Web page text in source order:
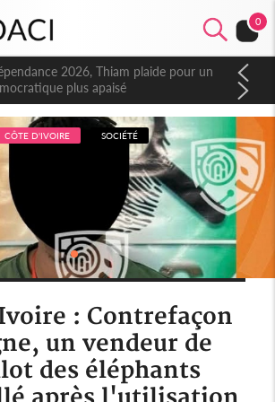
0
2026, Thiam plaide pour un
plus apaisé
CÔTE D'IVOIRE SOCIÉTÉ
: Contrefaçon
un vendeur de
des éléphants